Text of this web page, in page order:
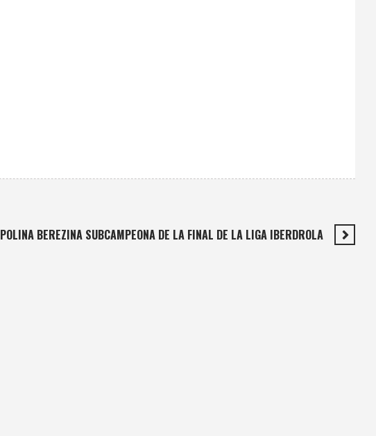
POLINA BEREZINA SUBCAMPEONA DE LA FINAL DE LA LIGA IBERDROLA